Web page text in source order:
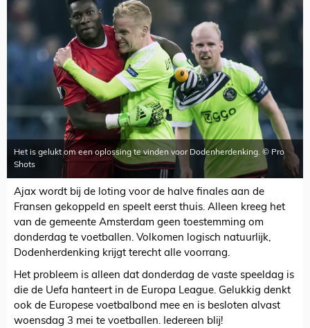
Het is gelukt om een oplossing te vinden voor Dodenherdenking. © Pro
Shots
Ajax wordt bij de loting voor de halve finales aan de
Fransen gekoppeld en speelt eerst thuis. Alleen kreeg het
van de gemeente Amsterdam geen toestemming om
donderdag te voetballen. Volkomen logisch natuurlijk,
Dodenherdenking krijgt terecht alle voorrang.
Het probleem is alleen dat donderdag de vaste speeldag is
die de Uefa hanteert in de Europa League. Gelukkig denkt
ook de Europese voetbalbond mee en is besloten alvast
woensdag 3 mei te voetballen. Iedereen blij!